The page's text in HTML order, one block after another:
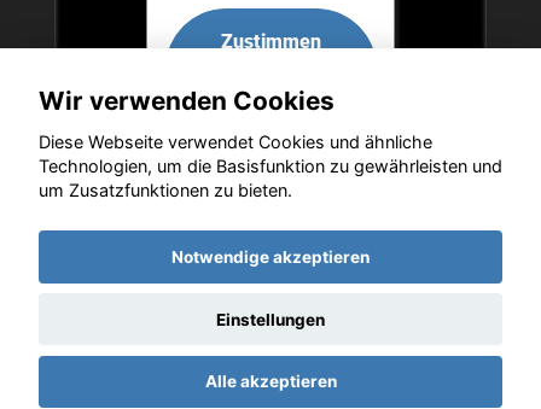
Zustimmen
aktivieren
Copyright © 2026. Autohaus Bernd Lurz KG
Datenschutz Impressum AGB
Wir verwenden Cookies
Diese Webseite verwendet Cookies und ähnliche
Technologien, um die Basisfunktion zu gewährleisten und
um Zusatzfunktionen zu bieten.
Notwendige akzeptieren
Einstellungen
Alle akzeptieren